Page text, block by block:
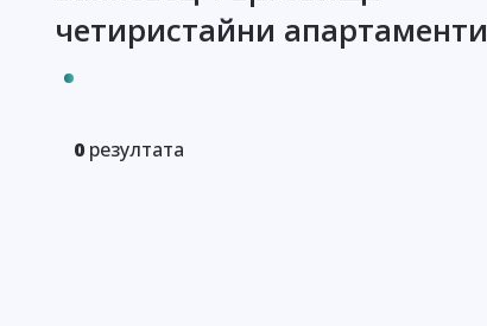
четиристайни апартаменти
0 резултата